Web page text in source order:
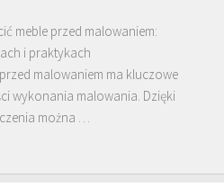
meble przed malowaniem:
i praktykach
malowaniem ma kluczowe
wykonania malowania. Dzięki
można …